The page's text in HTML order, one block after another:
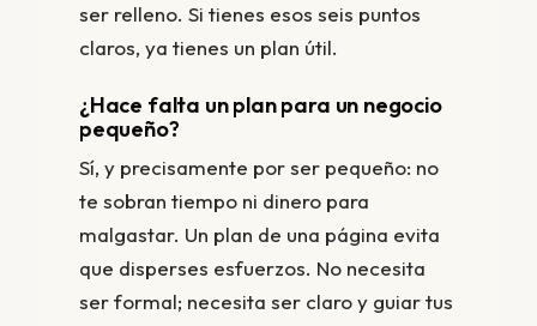
ser relleno. Si tienes esos seis puntos
claros, ya tienes un plan útil.
¿Hace falta un plan para un negocio
pequeño?
Sí, y precisamente por ser pequeño: no
te sobran tiempo ni dinero para
malgastar. Un plan de una página evita
que disperses esfuerzos. No necesita
ser formal; necesita ser claro y guiar tus